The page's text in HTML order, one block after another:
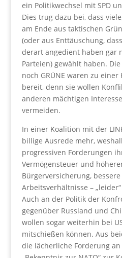
ein Politikwechsel mit SPD
Dies trug dazu bei, dass
am Ende aus taktischen
(oder aus Enttäuschung,
derart angedient haben gar
Parteien) gewählt haben.
noch GRÜNE waren zu
bereit, denn sie wollen
anderen mächtigen
vermeiden.
In einer Koalition mit der
billige Ausrede mehr,
progressiven Forderungen
Vermögensteuer und
Bürgerversicherung,
Arbeitsverhältnisse –
Auch an der Politik der
gegenüber Russland und
wollen sogar weiterhin bei
mitschießen können. Aus
die lächerliche Forderung an